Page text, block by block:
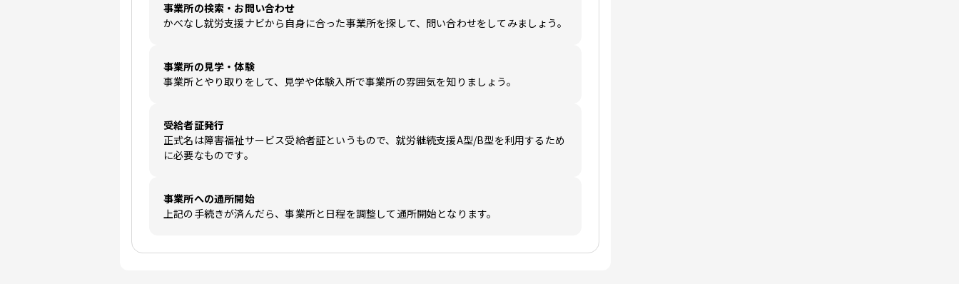
事業所の検索・お問い合わせ
かべなし就労支援ナビから自身に合った事業所を探して、問い合わせをしてみましょう。
事業所の見学・体験
事業所とやり取りをして、見学や体験入所で事業所の雰囲気を知りましょう。
受給者証発行
正式名は障害福祉サービス受給者証というもので、就労継続支援A型/B型を利用するため
に必要なものです。
事業所への通所開始
上記の手続きが済んだら、事業所と日程を調整して通所開始となります。